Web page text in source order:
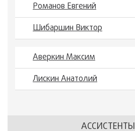
Романов Евгений
Шибаршин Виктор
Аверкин Максим
Лискин Анатолий
АССИСТЕНТЫ